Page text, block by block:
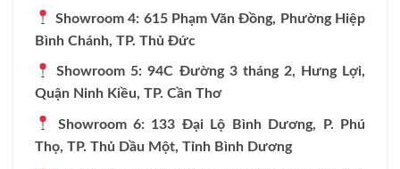
Showroom 4: 615 Phạm Văn Đồng, Phường Hiệp
Bình Chánh, TP. Thủ Đức
Showroom 5: 94C Đường 3 tháng 2, Hưng Lợi,
Quận Ninh Kiều, TP. Cần Thơ
Showroom 6: 133 Đại Lộ Bình Dương, P. Phú
Thọ, TP. Thủ Dầu Một, Tỉnh Bình Dương